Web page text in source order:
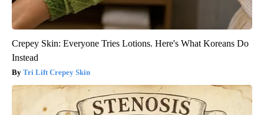
Crepey Skin: Everyone Tries Lotions. Here's What Koreans Do
Instead
Tri Lift Crepey Skin